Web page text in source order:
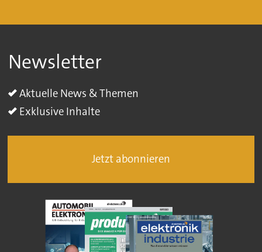
Newsletter
Aktuelle News & Themen
Exklusive Inhalte
Jetzt abonnieren